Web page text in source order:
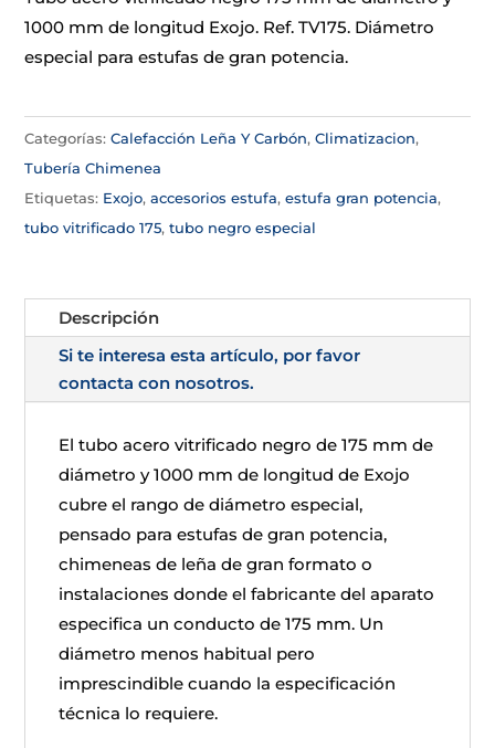
1000 mm de longitud Exojo. Ref. TV175. Diámetro
especial para estufas de gran potencia.
Categorías:Calefacción Leña Y Carbón,Climatizacion,
Tubería Chimenea
Etiquetas: Exojo,accesorios estufa,estufa gran potencia,
tubo vitrificado 175,tubo negro especial
Descripción
Si te interesa esta artículo, por favor
contacta con nosotros.
El tubo acero vitrificado negro de 175 mm de
diámetro y 1000 mm de longitud de Exojo
cubre el rango de diámetro especial,
pensado para estufas de gran potencia,
chimeneas de leña de gran formato o
instalaciones donde el fabricante del aparato
especifica un conducto de 175 mm. Un
diámetro menos habitual pero
imprescindible cuando la especificación
técnica lo requiere.